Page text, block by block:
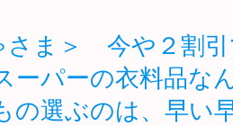
さま＞ 今や２割引
ーパーの衣料品な
の選ぶのは、早い